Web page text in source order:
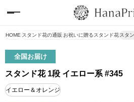
HOME スタンド花の通販 お祝いに贈るスタンド花スタ
全国お届け
スタンド花 1段 イエロー系 #345
イエロー＆オレンジ